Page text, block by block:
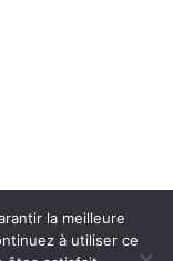
la meilleure
à utiliser ce